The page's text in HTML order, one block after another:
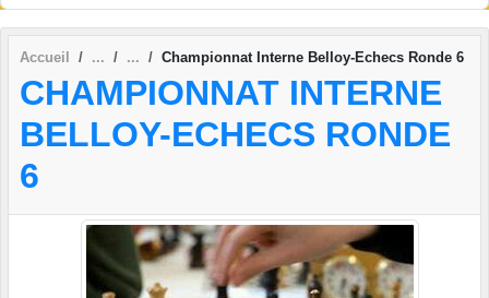
Accueil Championnat Interne Belloy-Echecs Ronde 6
CHAMPIONNAT INTERNE
BELLOY-ECHECS RONDE
6